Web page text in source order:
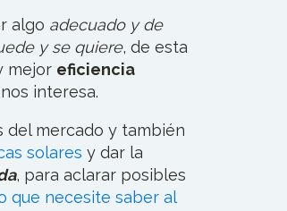
algo adecuado y de
y se quiere, de esta
mejor eficiencia
interesa.
del mercado y también
solares y dar la
, para aclarar posibles
que necesite saber al